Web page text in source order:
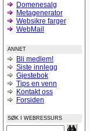
Domenesalg
Metagenerator
Websikre farger
WebMail
ANNET
Bli medlem!
Siste innlegg
Gjestebok
Tips en venn
Kontakt oss
Forsiden
SØK I WEBRESSURS